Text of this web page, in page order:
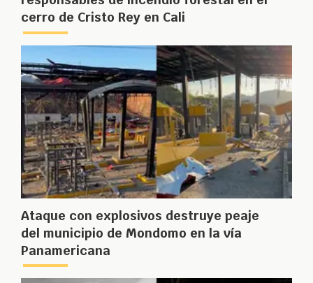
cerro de Cristo Rey en Cali
Ataque con explosivos destruye peaje
del municipio de Mondomo en la vía
Panamericana